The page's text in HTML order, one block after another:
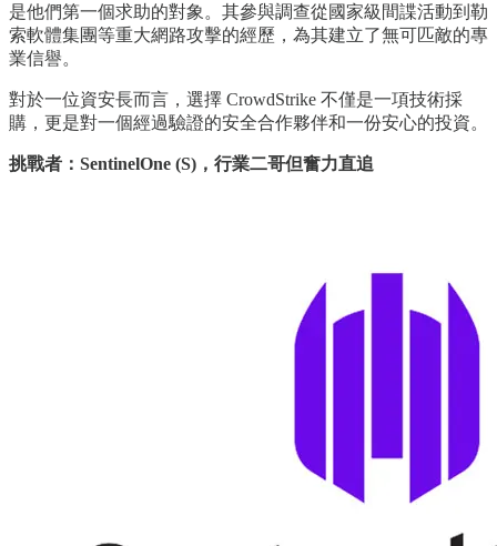
是他們第一個求助的對象。其參與調查從國家級間諜活動到勒
索軟體集團等重大網路攻擊的經歷，為其建立了無可匹敵的專
業信譽。
對於一位資安長而言，選擇 CrowdStrike 不僅是一項技術採
購，更是對一個經過驗證的安全合作夥伴和一份安心的投資。
挑戰者：SentinelOne (S)，行業二哥但奮力直追